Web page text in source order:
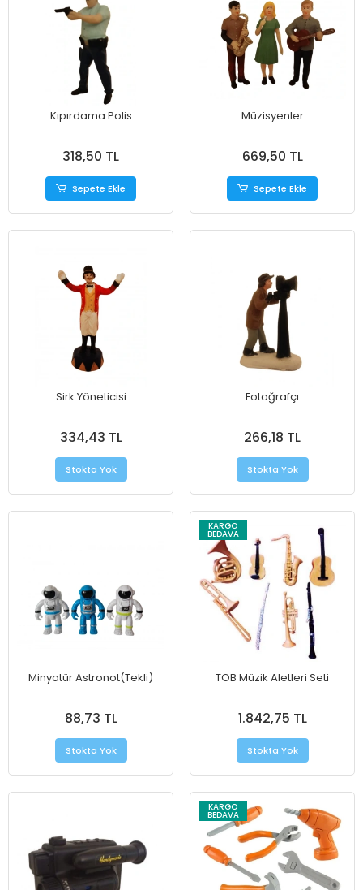
Kıpırdama Polis
318,50 TL
Sepete Ekle
Müzisyenler
669,50 TL
Sepete Ekle
Sirk Yöneticisi
334,43 TL
Stokta Yok
Fotoğrafçı
266,18 TL
Stokta Yok
Minyatür Astronot(Tekli)
88,73 TL
Stokta Yok
KARGO
BEDAVA
TOB Müzik Aletleri Seti
1.842,75 TL
Stokta Yok
KARGO
BEDAVA